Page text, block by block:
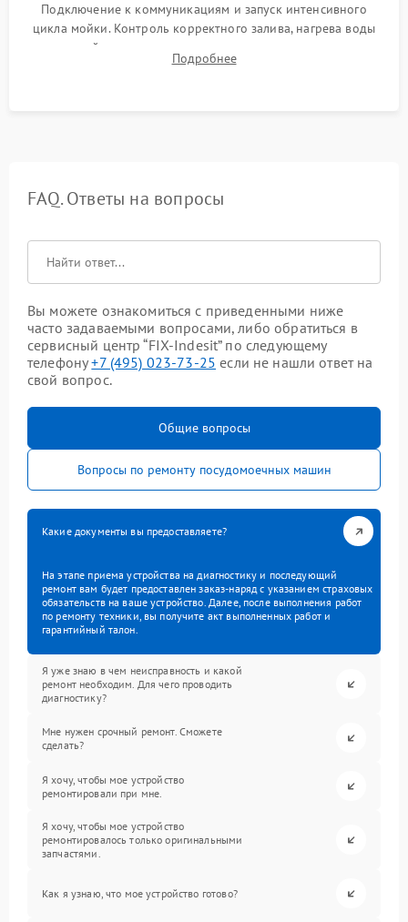
Подключение к коммуникациям и запуск интенсивного
цикла мойки. Контроль корректного залива, нагрева воды
до нужной температуры, отсутствия посторонних шумов,
штатного слива и абсолютной сухости в поддоне.
Подробнее
FAQ. Ответы на вопросы
Вы можете ознакомиться с приведенными ниже
часто задаваемыми вопросами, либо обратиться в
сервисный центр “FIX-Indesit” по следующему
телефону+7 (495) 023-73-25 если не нашли ответ на
свой вопрос.
Общие вопросы
Вопросы по ремонту посудомоечных машин
Какие документы вы предоставляете?
На этапе приема устройства на диагностику и последующий
ремонт вам будет предоставлен заказ-наряд с указанием страховых
обязательств на ваше устройство. Далее, после выполнения работ
по ремонту техники, вы получите акт выполненных работ и
гарантийный талон.
Я уже знаю в чем неисправность и какой
ремонт необходим. Для чего проводить
диагностику?
Мне нужен срочный ремонт. Сможете
сделать?
Я хочу, чтобы мое устройство
ремонтировали при мне.
Я хочу, чтобы мое устройство
ремонтировалось только оригинальными
запчастями.
Как я узнаю, что мое устройство готово?